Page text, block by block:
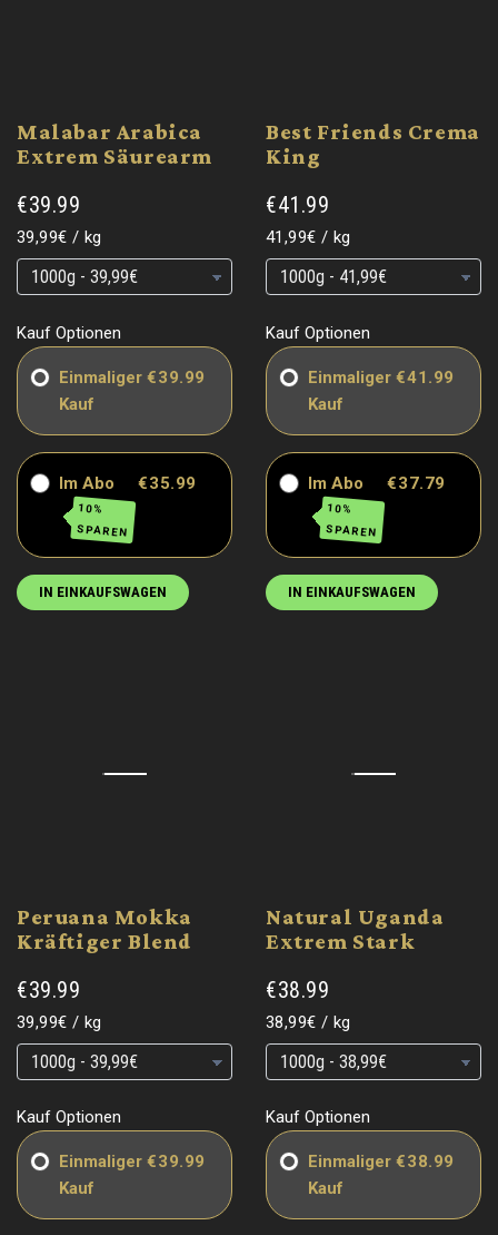
Malabar Arabica
Extrem Säurearm
€39.99
Grundpreis
39,99€ / pro
kg
Grundpreis
Grundpreis
Kauf Optionen
Einmaliger
Kauf
€39.99
Im Abo
10%
SPAREN
€35.99
IN EINKAUFSWAGEN
Best Friends Crema
King
€41.99
Grundpreis
41,99€ / pro
kg
Grundpreis
Grundpreis
Kauf Optionen
Einmaliger
Kauf
€41.99
Im Abo
10%
SPAREN
€37.79
IN EINKAUFSWAGEN
Peruana Mokka
Kräftiger Blend
€39.99
Grundpreis
39,99€ / pro
kg
Grundpreis
Grundpreis
Kauf Optionen
Einmaliger
Kauf
€39.99
Natural Uganda
Extrem Stark
€38.99
Grundpreis
38,99€ / pro
kg
Grundpreis
Grundpreis
Kauf Optionen
Einmaliger
Kauf
€38.99